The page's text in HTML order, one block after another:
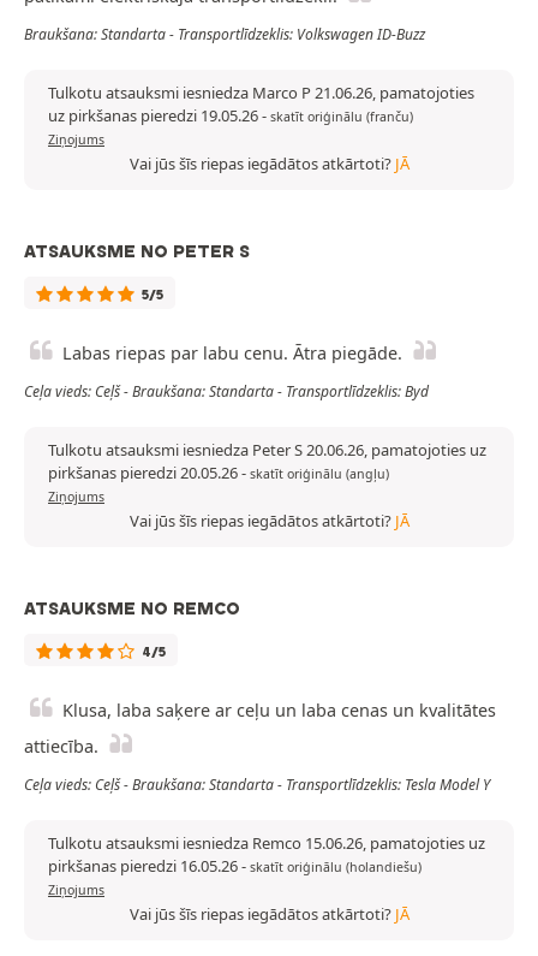
Braukšana: Standarta - Transportlīdzeklis: Volkswagen ID-Buzz
Tulkotu atsauksmi iesniedza Marco P 21.06.26, pamatojoties
uz pirkšanas pieredzi 19.05.26- skatīt oriģinālu (franču)
Ziņojums
Vai jūs šīs riepas iegādātos atkārtoti? JĀ
ATSAUKSME NO PETER S
5/5
Labas riepas par labu cenu. Ātra piegāde.
Ceļa vieds: Ceļš - Braukšana: Standarta - Transportlīdzeklis: Byd
Tulkotu atsauksmi iesniedza Peter S 20.06.26, pamatojoties uz
pirkšanas pieredzi 20.05.26- skatīt oriģinālu (angļu)
Ziņojums
Vai jūs šīs riepas iegādātos atkārtoti? JĀ
ATSAUKSME NO REMCO
4/5
Klusa, laba saķere ar ceļu un laba cenas un kvalitātes
attiecība.
Ceļa vieds: Ceļš - Braukšana: Standarta - Transportlīdzeklis: Tesla Model Y
Tulkotu atsauksmi iesniedza Remco 15.06.26, pamatojoties uz
pirkšanas pieredzi 16.05.26- skatīt oriģinālu (holandiešu)
Ziņojums
Vai jūs šīs riepas iegādātos atkārtoti? JĀ